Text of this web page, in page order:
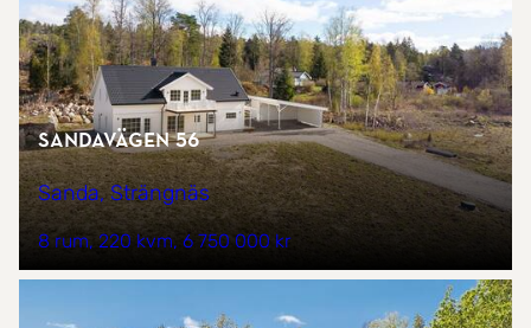
Sandavägen 56
Sanda, Strängnäs
8 rum 220 kvm 6 750 000 kr